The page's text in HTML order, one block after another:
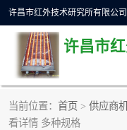
许昌市
当前位置： 首页 > 供应商
看详情 多种规格
红外加热设备